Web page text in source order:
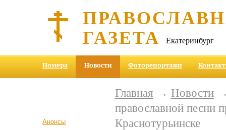
ГАЗЕТА Екатеринбург
Номера Новости Фоторепортажи
Анонсы
Главная → Новости→
православной песни
Краснотурьинске